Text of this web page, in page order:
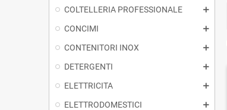
COLTELLERIA PROFESSIONALE
CONCIMI
CONTENITORI INOX
DETERGENTI
ELETTRICITA
ELETTRODOMESTICI